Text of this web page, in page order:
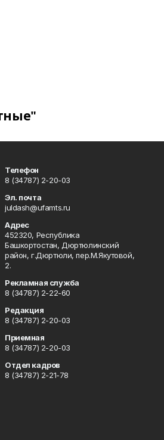
Телефон
8 (34787) 2-20-03
Эл. почта
juldash@ufamts.ru
Адрес
452320, Республика
Башкортостан, Дюртюлинский
район, г.Дюртюли, пер.М.Якутовой,
2.
Рекламная служба
8 (34787) 2-22-60
Редакция
8 (34787) 2-20-03
Приемная
8 (34787) 2-20-03
Отдел кадров
8 (34787) 2-21-78